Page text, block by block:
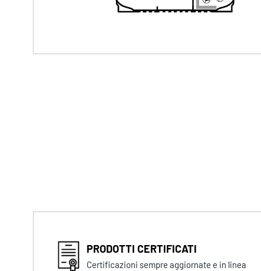
PRODOTTI CERTIFICATI
Certificazioni sempre aggiornate e in linea